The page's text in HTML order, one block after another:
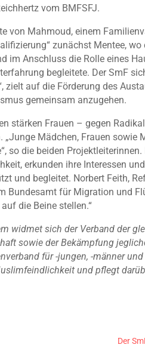
vom BMFSFJ.
von Mahmoud, einem
zunächst Mentee,
im Anschluss die Rolle eines
begleitete. Der SmF
auf die Förderung des
gemeinsam anzugehen.
stärken Frauen – gegen
Mädchen, Frauen sowie
so die beiden
erkunden ihre Interessen
und begleitet. Norbert Feith,
Bundesamt für Migration und
die Beine stellen.“
widmet sich der Verband der
sowie der Bekämpfung
für -jungen, -männer
und pflegt
Der